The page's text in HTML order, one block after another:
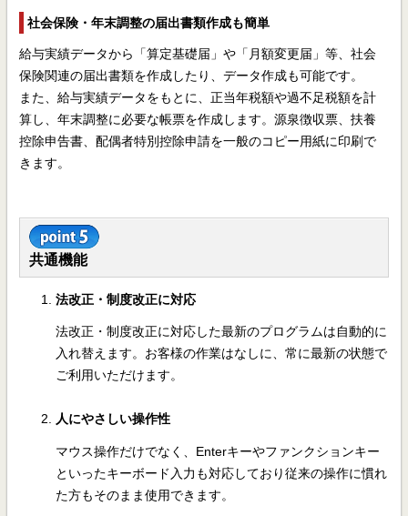
社会保険・年末調整の届出書類作成も簡単
給与実績データから「算定基礎届」や「月額変更届」等、社会
保険関連の届出書類を作成したり、データ作成も可能です。
また、給与実績データをもとに、正当年税額や過不足税額を計
算し、年末調整に必要な帳票を作成します。源泉徴収票、扶養
控除申告書、配偶者特別控除申請を一般のコピー用紙に印刷で
きます。
共通機能
法改正・制度改正に対応
法改正・制度改正に対応した最新のプログラムは自動的に
入れ替えます。お客様の作業はなしに、常に最新の状態で
ご利用いただけます。
人にやさしい操作性
マウス操作だけでなく、Enterキーやファンクションキー
といったキーボード入力も対応しており従来の操作に慣れ
た方もそのまま使用できます。